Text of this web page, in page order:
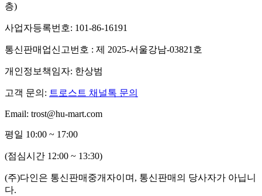
층)
사업자등록번호: 101-86-16191
통신판매업신고번호 : 제 2025-서울강남-03821호
개인정보책임자: 한상범
고객 문의: 트로스트 채널톡 문의
Email: trost@hu-mart.com
평일 10:00 ~ 17:00
(점심시간 12:00 ~ 13:30)
(주)다인은 통신판매중개자이며, 통신판매의 당사자가 아닙니
다.